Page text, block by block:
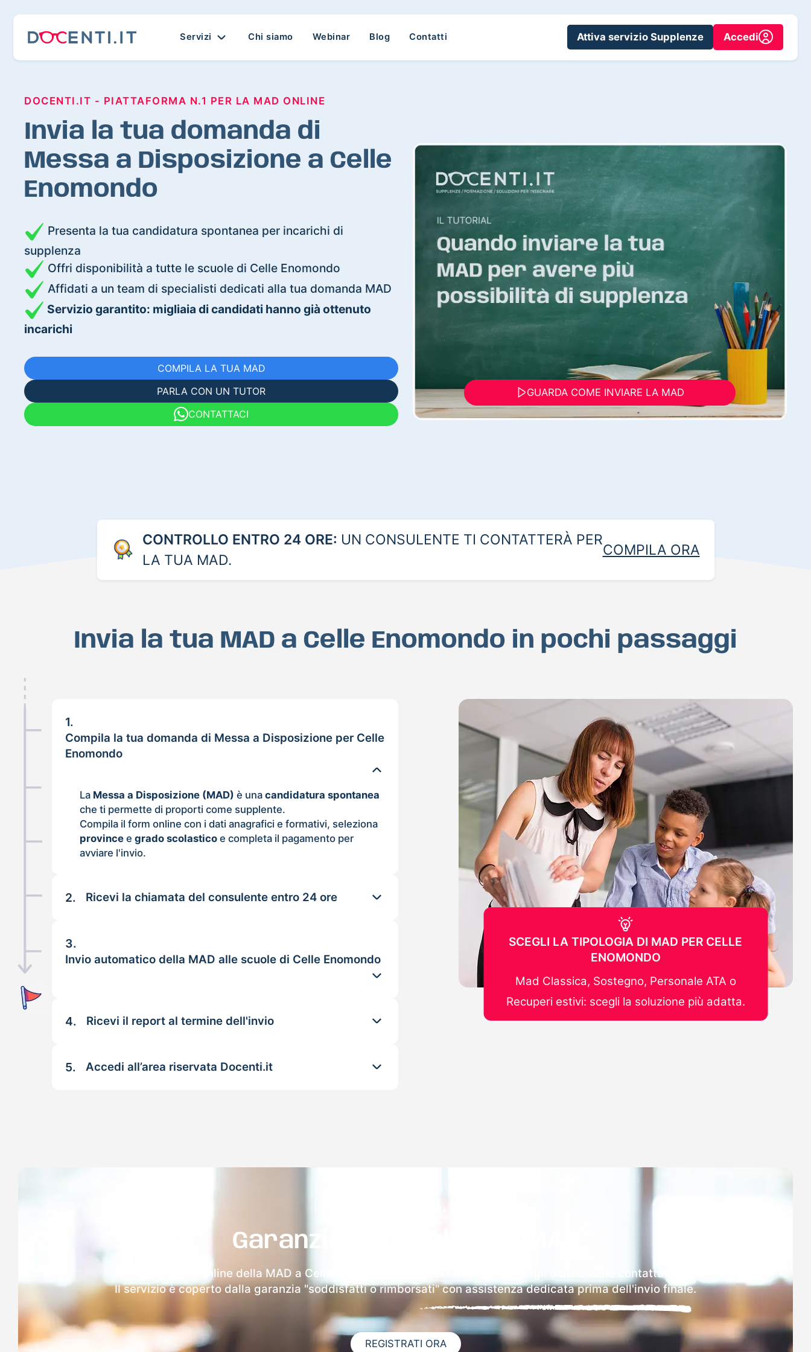
Servizi Chi siamo Webinar Blog Contatti Attiva servizio Supplenze Accedi
DOCENTI.IT - PIATTAFORMA N.1 PER LA MAD ONLINE
Invia la tua domanda di
Messa a Disposizione a Celle
Enomondo
Presenta la tua candidatura spontanea per incarichi di
supplenza
Offri disponibilità a tutte le scuole di Celle Enomondo
Affidati a un team di specialisti dedicati alla tua domanda MAD
Servizio garantito: migliaia di candidati hanno già ottenuto
incarichi
COMPILA LA TUA MAD
PARLA CON UN TUTOR
CONTATTACI
GUARDA COME INVIARE LA MAD
CONTROLLO ENTRO 24 ORE: UN CONSULENTE TI CONTATTERÀ PER
LA TUA MAD.
COMPILA ORA
Invia la tua MAD a Celle Enomondo in pochi passaggi
1.
Compila la tua domanda di Messa a Disposizione per Celle
Enomondo
La Messa a Disposizione (MAD) è unacandidatura spontanea
che ti permette di proporti come supplente.
Compila il form online con i dati anagrafici e formativi, seleziona
province egrado scolastico e completa il pagamento per
avviare l'invio.
2. Ricevi la chiamata del consulente entro 24 ore
3.
Invio automatico della MAD alle scuole di Celle Enomondo
4. Ricevi il report al termine dell'invio
5. Accedi all’area riservata Docenti.it
SCEGLI LA TIPOLOGIA DI MAD PER CELLE
ENOMONDO
Mad Classica, Sostegno, Personale ATA o
Recuperi estivi: scegli la soluzione più adatta.
Garanzia 100% sulla tua MAD
Dopo l'invio online della MAD a Celle Enomondo riceverai via email i dettagli delle scuole contattate.
Il servizio è coperto dalla garanzia "soddisfatti o rimborsati" con assistenza dedicata prima dell'invio finale.
REGISTRATI ORA